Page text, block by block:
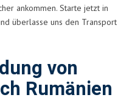
ankommen. Starte jetzt in
überlasse uns den Transport
von
Rumänien